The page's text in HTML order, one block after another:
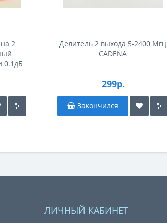
2
0.1дБ
Делитель 2 выхода 5-2400 Мгц
CADENA
299р.
Закончился
ЛИЧНЫЙ КАБИНЕТ